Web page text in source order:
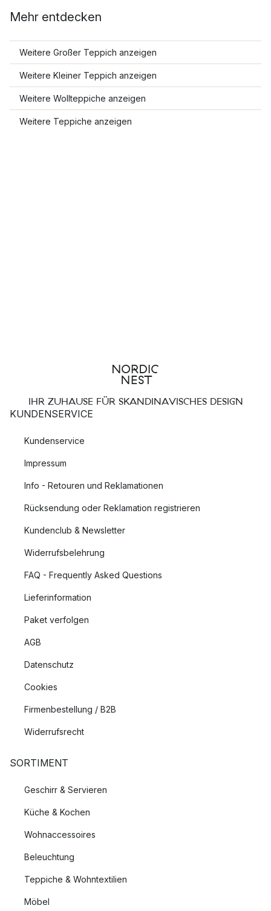
Mehr entdecken
Weitere Großer Teppich anzeigen
Weitere Kleiner Teppich anzeigen
Weitere Wollteppiche anzeigen
Weitere Teppiche anzeigen
IHR ZUHAUSE FÜR SKANDINAVISCHES DESIGN
KUNDENSERVICE
Kundenservice
Impressum
Info - Retouren und Reklamationen
Rücksendung oder Reklamation registrieren
Kundenclub & Newsletter
Widerrufsbelehrung
FAQ - Frequently Asked Questions
Lieferinformation
Paket verfolgen
AGB
Datenschutz
Cookies
Firmenbestellung / B2B
Widerrufsrecht
SORTIMENT
Geschirr & Servieren
Küche & Kochen
Wohnaccessoires
Beleuchtung
Teppiche & Wohntextilien
Möbel